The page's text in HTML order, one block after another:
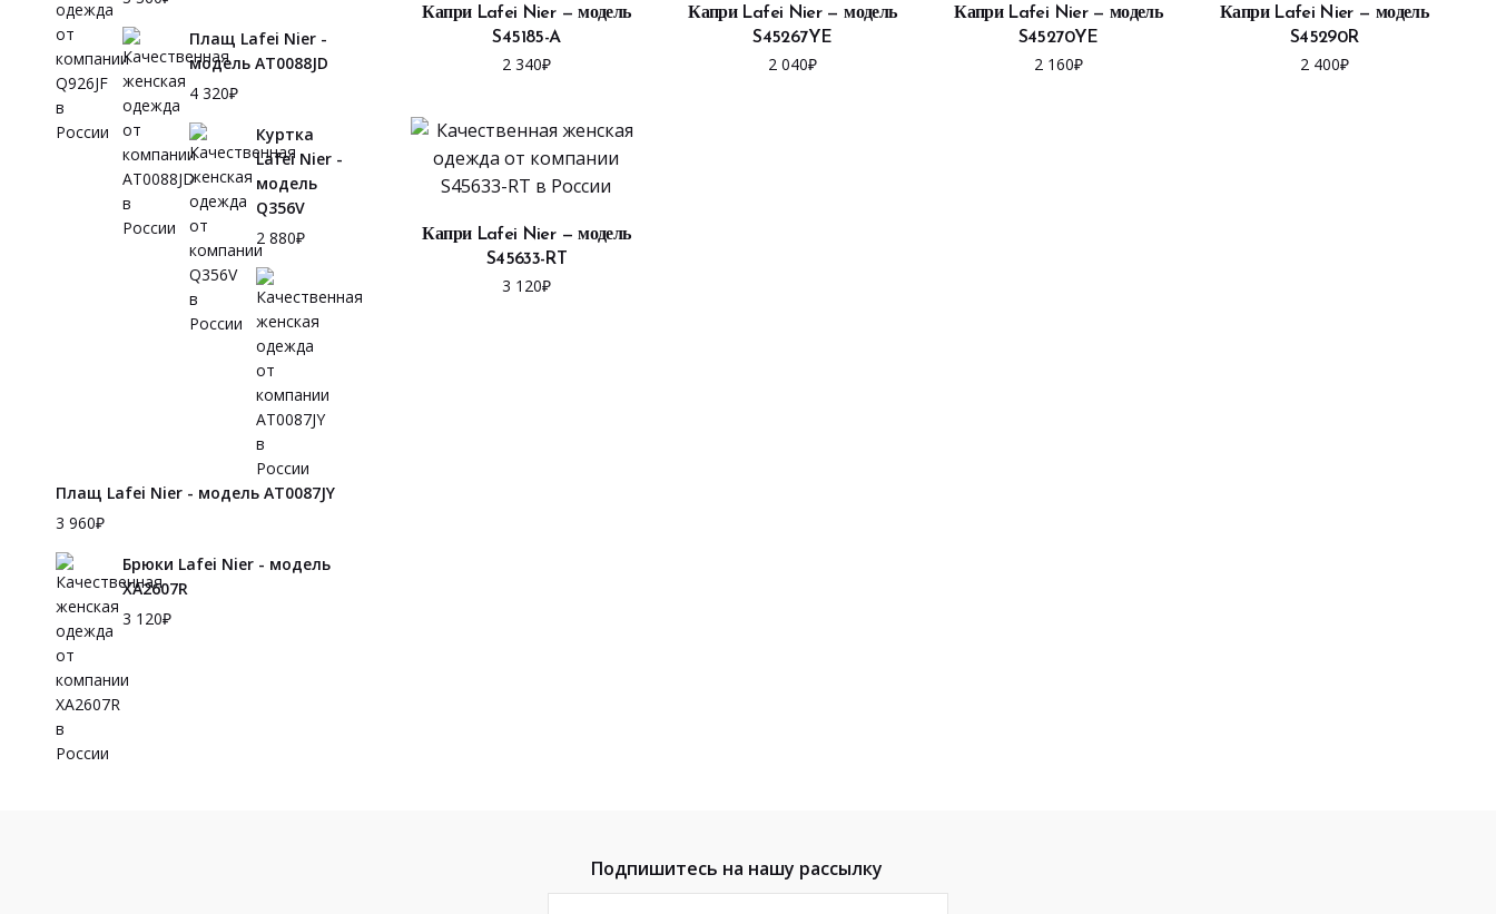
ВЫБРАТЬ ...
Капри Lafei Nier — модель
S45185-A
2 340₽
ВЫБРАТЬ ...
Капри Lafei Nier — модель
S45267YE
2 040₽
ВЫБРАТЬ ...
Капри Lafei Nier — модель
S45270YE
2 160₽
ВЫБРАТЬ ...
Капри Lafei Nier — модель
S45290R
2 400₽
ВЫБРАТЬ ...
Капри Lafei Nier — модель
S45633-RT
3 120₽
Плащ Lafei Nier -
модель AT0088JD
4 320₽
Куртка
Lafei Nier -
модель
Q356V
2 880₽
Плащ Lafei Nier - модель AT0087JY
3 960₽
Брюки Lafei Nier - модель
XA2607R
3 120₽
Подпишитесь на нашу рассылку